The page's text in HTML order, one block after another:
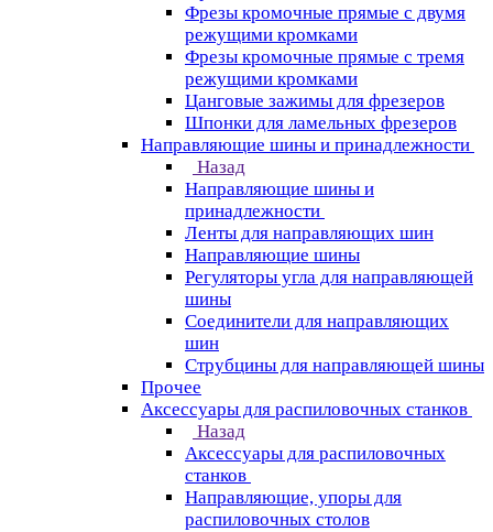
Фрезы кромочные прямые с двумя
режущими кромками
Фрезы кромочные прямые с тремя
режущими кромками
Цанговые зажимы для фрезеров
Шпонки для ламельных фрезеров
Направляющие шины и принадлежности
Назад
Направляющие шины и
принадлежности
Ленты для направляющих шин
Направляющие шины
Регуляторы угла для направляющей
шины
Соединители для направляющих
шин
Струбцины для направляющей шины
Прочее
Аксессуары для распиловочных станков
Назад
Аксессуары для распиловочных
станков
Направляющие, упоры для
распиловочных столов